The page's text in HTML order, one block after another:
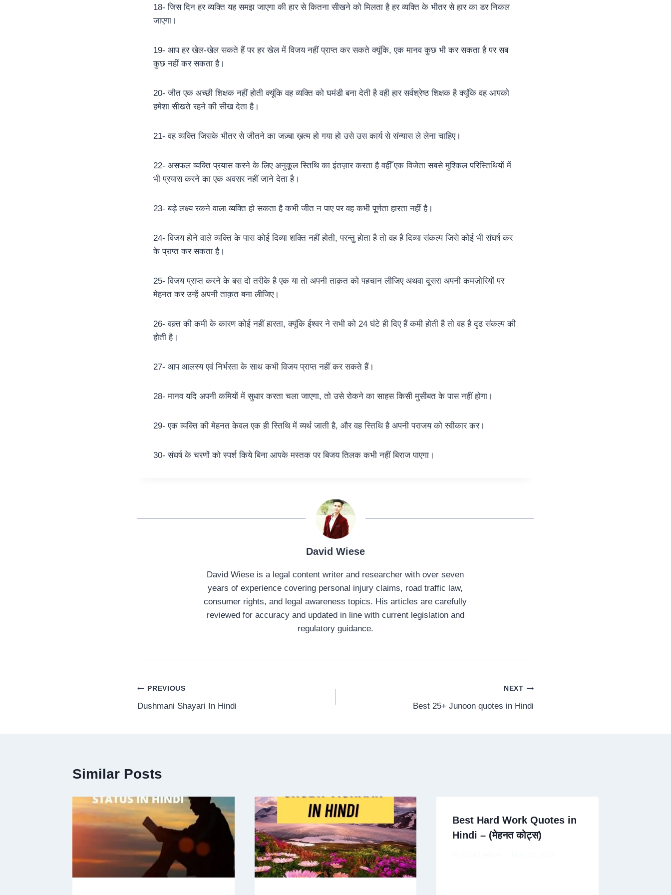
18- जिस दिन हर व्यक्ति यह समझ जाएगा की हार से कितना सीखने को मिलता है हर व्यक्ति के भीतर से हार का डर निकल
जाएगा।
19- आप हर खेल-खेल सकते हैं पर हर खेल में विजय नहीं प्राप्त कर सकते क्यूंकि, एक मानव कुछ भी कर सकता है पर सब
कुछ नहीं कर सकता है।
20- जीत एक अच्छी शिक्षक नहीं होती क्यूंकि वह व्यक्ति को घमंडी बना देती है वही हार सर्वश्रेष्ठ शिक्षक है क्यूंकि वह आपको
हमेशा सीखते रहने की सीख देता है।
21- वह व्यक्ति जिसके भीतर से जीतने का जज़्बा ख़त्म हो गया हो उसे उस कार्य से संन्यास ले लेना चाहिए।
22- असफल व्यक्ति प्रयास करने के लिए अनुकूल स्तिथि का इंतज़ार करता है वहीँ एक विजेता सबसे मुश्किल परिस्तिथियों में
भी प्रयास करने का एक अवसर नहीं जाने देता है।
23- बड़े लक्ष्य रकने वाला व्यक्ति हो सकता है कभी जीत न पाए पर वह कभी पूर्णता हारता नहीं है।
24- विजय होने वाले व्यक्ति के पास कोई दिव्या शक्ति नहीं होती, परन्तु होता है तो वह है दिव्या संकल्प जिसे कोई भी संघर्ष कर
के प्राप्त कर सकता है।
25- विजय प्राप्त करने के बस दो तरीके है एक या तो अपनी ताक़त को पहचान लीजिए अथवा दूसरा अपनी कमज़ोरियों पर
मेहनत कर उन्हें अपनी ताक़त बना लीजिए।
26- वक़्त की कमी के कारण कोई नहीं हारता, क्यूंकि ईश्वर ने सभी को 24 घंटे ही दिए हैं कमी होती है तो वह है दृढ संकल्प की
होती है।
27- आप आलस्य एवं निर्भरता के साथ कभी विजय प्राप्त नहीं कर सकते हैं।
28- मानव यदि अपनी कमियों में सुधार करता चला जाएगा, तो उसे रोकने का साहस किसी मुसीबत के पास नहीं होगा।
29- एक व्यक्ति की मेहनत केवल एक ही स्तिथि में व्यर्थ जाती है, और वह स्तिथि है अपनी पराजय को स्वीकार कर।
30- संघर्ष के चरणों को स्पर्श किये बिना आपके मस्तक पर बिजय तिलक कभी नहीं बिराज पाएगा।
David Wiese
David Wiese is a legal content writer and researcher with over seven
years of experience covering personal injury claims, road traffic law,
consumer rights, and legal awareness topics. His articles are carefully
reviewed for accuracy and updated in line with current legislation and
regulatory guidance.
Post
navigation
PREVIOUS
Dushmani Shayari In Hindi
NEXT
Best 25+ Junoon quotes in Hindi
Similar Posts
Best Hard Work Quotes in
Hindi – (मेहनत कोट्स)